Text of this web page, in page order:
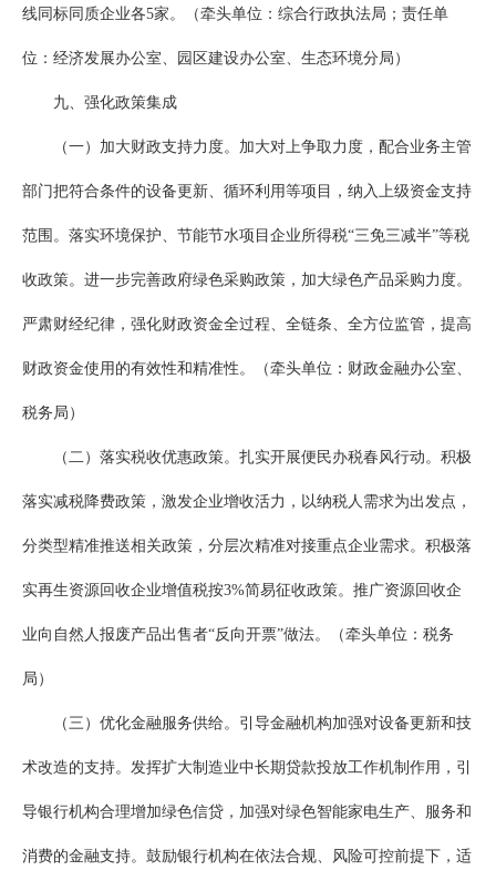
线同标同质企业各5家。（牵头单位：综合行政执法局；责任单
位：经济发展办公室、园区建设办公室、生态环境分局）
九、强化政策集成
（一）加大财政支持力度。加大对上争取力度，配合业务主管
部门把符合条件的设备更新、循环利用等项目，纳入上级资金支持
范围。落实环境保护、节能节水项目企业所得税“三免三减半”等税
收政策。进一步完善政府绿色采购政策，加大绿色产品采购力度。
严肃财经纪律，强化财政资金全过程、全链条、全方位监管，提高
财政资金使用的有效性和精准性。（牵头单位：财政金融办公室、
税务局）
（二）落实税收优惠政策。扎实开展便民办税春风行动。积极
落实减税降费政策，激发企业增收活力，以纳税人需求为出发点，
分类型精准推送相关政策，分层次精准对接重点企业需求。积极落
实再生资源回收企业增值税按3%简易征收政策。推广资源回收企
业向自然人报废产品出售者“反向开票”做法。（牵头单位：税务
局）
（三）优化金融服务供给。引导金融机构加强对设备更新和技
术改造的支持。发挥扩大制造业中长期贷款投放工作机制作用，引
导银行机构合理增加绿色信贷，加强对绿色智能家电生产、服务和
消费的金融支持。鼓励银行机构在依法合规、风险可控前提下，适